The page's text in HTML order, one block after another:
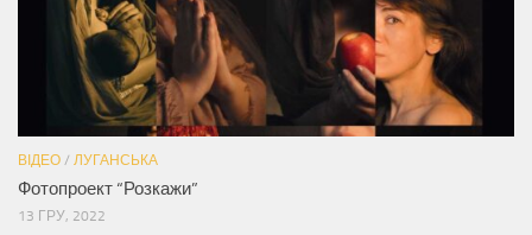
ВІДЕО / ЛУГАНСЬКА
Фотопроект “Розкажи”
13 ГРУ, 2022